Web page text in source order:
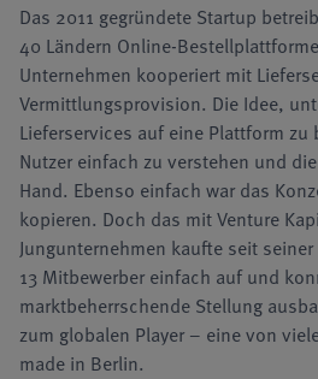
Das 2011 gegründete Startup
40 Ländern Online-
Unternehmen kooperiert mit
Vermittlungsprovision. Die Idee,
Lieferservices auf eine Plattform
Nutzer einfach zu verstehen und
Hand. Ebenso einfach war das
kopieren. Doch das mit Venture
Jungunternehmen kaufte seit
13 Mitbewerber einfach auf und
marktbeherrschende Stellung
zum globalen Player – eine von
made in Berlin.